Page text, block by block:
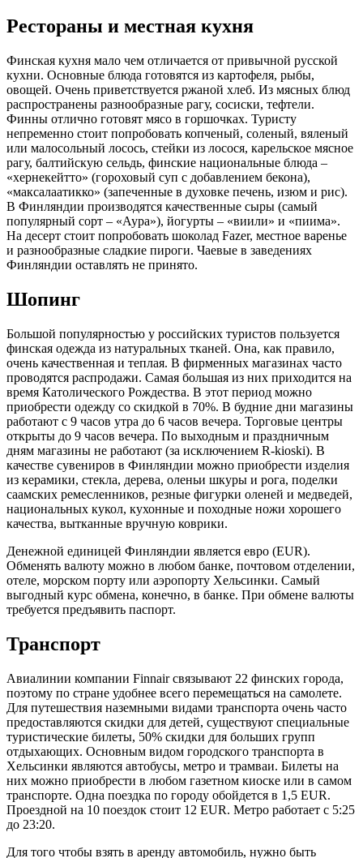
Рестораны и местная кухня
Финская кухня мало чем отличается от привычной русской
кухни. Основные блюда готовятся из картофеля, рыбы,
овощей. Очень приветствуется ржаной хлеб. Из мясных блюд
распространены разнообразные рагу, сосиски, тефтели.
Финны отлично готовят мясо в горшочках. Туристу
непременно стоит попробовать копченый, соленый, вяленый
или малосольный лосось, стейки из лосося, карельское мясное
рагу, балтийскую сельдь, финские национальные блюда –
«хернекейтто» (гороховый суп с добавлением бекона),
«максалаатикко» (запеченные в духовке печень, изюм и рис).
В Финляндии производятся качественные сыры (самый
популярный сорт – «Аура»), йогурты – «виили» и «пиима».
На десерт стоит попробовать шоколад Fazer, местное варенье
и разнообразные сладкие пироги. Чаевые в заведениях
Финляндии оставлять не принято.
Шопинг
Большой популярностью у российских туристов пользуется
финская одежда из натуральных тканей. Она, как правило,
очень качественная и теплая. В фирменных магазинах часто
проводятся распродажи. Самая большая из них приходится на
время Католического Рождества. В этот период можно
приобрести одежду со скидкой в 70%. В будние дни магазины
работают с 9 часов утра до 6 часов вечера. Торговые центры
открыты до 9 часов вечера. По выходным и праздничным
дням магазины не работают (за исключением R-kioski). В
качестве сувениров в Финляндии можно приобрести изделия
из керамики, стекла, дерева, оленьи шкуры и рога, поделки
саамских ремесленников, резные фигурки оленей и медведей,
национальных кукол, кухонные и походные ножи хорошего
качества, вытканные вручную коврики.
Денежной единицей Финляндии является евро (EUR).
Обменять валюту можно в любом банке, почтовом отделении,
отеле, морском порту или аэропорту Хельсинки. Самый
выгодный курс обмена, конечно, в банке. При обмене валюты
требуется предъявить паспорт.
Транспорт
Авиалинии компании Finnair связывают 22 финских города,
поэтому по стране удобнее всего перемещаться на самолете.
Для путешествия наземными видами транспорта очень часто
предоставляются скидки для детей, существуют специальные
туристические билеты, 50% скидки для больших групп
отдыхающих. Основным видом городского транспорта в
Хельсинки являются автобусы, метро и трамваи. Билеты на
них можно приобрести в любом газетном киоске или в самом
транспорте. Одна поездка по городу обойдется в 1,5 EUR.
Проездной на 10 поездок стоит 12 EUR. Метро работает с 5:25
до 23:20.
Для того чтобы взять в аренду автомобиль, нужно быть